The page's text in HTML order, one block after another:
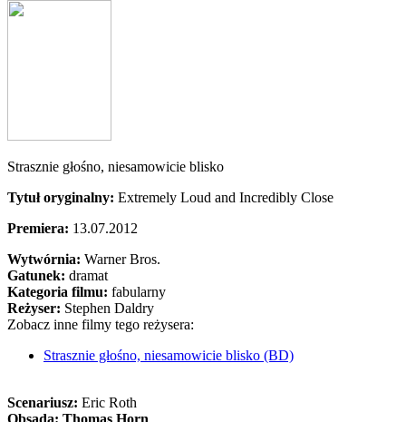
Strasznie głośno, niesamowicie blisko
Tytuł oryginalny: Extremely Loud and Incredibly Close
Premiera: 13.07.2012
Wytwórnia: Warner Bros.
Gatunek: dramat
Kategoria filmu: fabularny
Reżyser: Stephen Daldry
Zobacz inne filmy tego reżysera:
Strasznie głośno, niesamowicie blisko (BD)
Scenariusz: Eric Roth
Obsada: Thomas Horn